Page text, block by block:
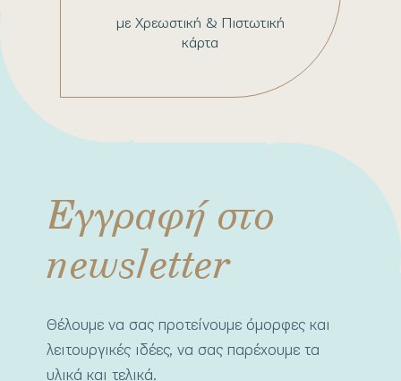
με Χρεωστική & Πιστωτική
κάρτα
Εγγραφή στο
newsletter
Θέλουμε να σας προτείνουμε όμορφες και
λειτουργικές ιδέες, να σας παρέχουμε τα
υλικά και τελικά.